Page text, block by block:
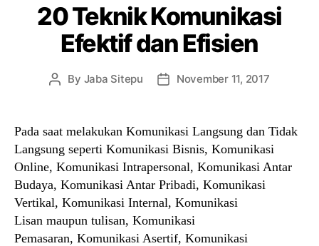
20 Teknik Komunikasi
Efektif dan Efisien
Post
By Jaba Sitepu
PostNovember 11, 2017
Pada saat melakukan Komunikasi Langsung dan Tidak
Langsung seperti Komunikasi Bisnis, Komunikasi
Online, Komunikasi Intrapersonal, Komunikasi Antar
Budaya, Komunikasi Antar Pribadi, Komunikasi
Vertikal, Komunikasi Internal, Komunikasi
Lisan maupun tulisan, Komunikasi
Pemasaran, Komunikasi Asertif, Komunikasi